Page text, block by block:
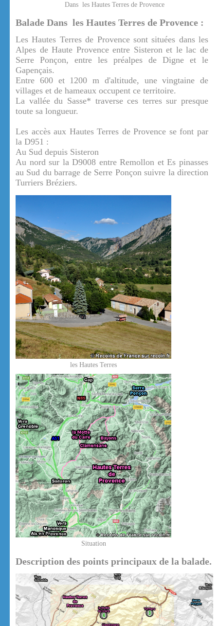
Dans les Hautes Terres de Provence
Balade Dans les Hautes Terres de Provence :
Les Hautes Terres de Provence sont situées dans les
Alpes de Haute Provence entre Sisteron et le lac de
Serre Ponçon, entre les préalpes de Digne et le
Gapençais.
Entre 600 et 1200 m d'altitude, une vingtaine de
villages et de hameaux occupent ce territoire.
La vallée du Sasse* traverse ces terres sur presque
toute sa longueur.
Les accès aux Hautes Terres de Provence se font par
la D951 :
Au Sud depuis Sisteron
Au nord sur la D9008 entre Remollon et Es pinasses
au Sud du barrage de Serre Ponçon suivre la direction
Turriers Bréziers.
les Hautes Terres
Situation
Description des points principaux de la balade.